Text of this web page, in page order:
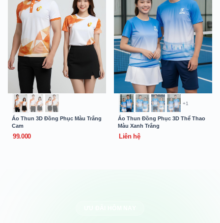
Áo Thun 3D Đồng Phục Màu Trắng
Cam
99.000
+1
Áo Thun Đồng Phục 3D Thể Thao
Màu Xanh Trắng
Liên hệ